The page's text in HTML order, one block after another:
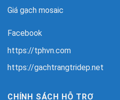
Giá gạch mosaic
Facebook
https://tphvn.com
https://gachtrangtridep.net
CHÍNH SÁCH HỖ TRỢ